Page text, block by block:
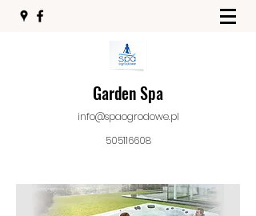
Garden Spa
info@spaogrodowe.pl
505116608